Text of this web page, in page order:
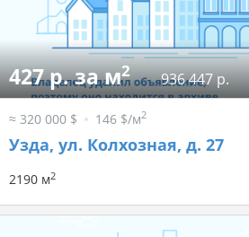
427 р. за м2 936 447 р.
≈ 320 000 $ 146 $/м2
Узда, ул. Колхозная, д. 27
2190 м2